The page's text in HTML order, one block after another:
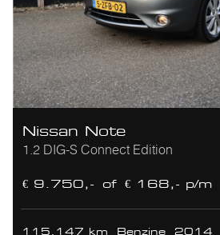
Nissan Note
1.2 DIG-S Connect Edition
€ 9.750,- of € 168,- p/m
115.147 km Benzine 2014